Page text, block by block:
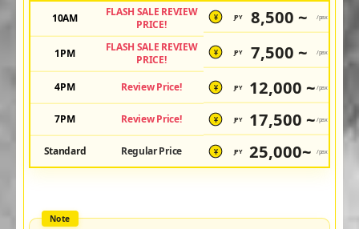
10AM
FLASH SALE REVIEW
PRICE!
¥ JPY 8,500 ~ /pax
1PM
FLASH SALE REVIEW
PRICE!
¥ JPY 7,500 ~ /pax
4PM Review Price! ¥ JPY 12,000 ~ /pax
7PM Review Price! ¥ JPY 17,500 ~ /pax
Standard Regular Price ¥ JPY 25,000~ /pax